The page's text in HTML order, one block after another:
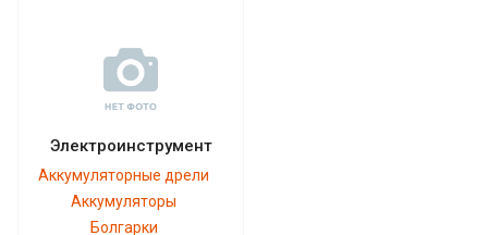
Электроинструмент
Аккумуляторные дрели
Аккумуляторы
Болгарки